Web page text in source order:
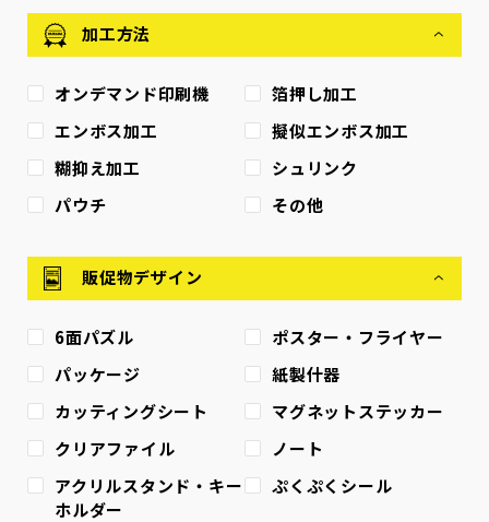
加工方法
オンデマンド印刷機
箔押し加工
エンボス加工
擬似エンボス加工
糊抑え加工
シュリンク
パウチ
その他
販促物デザイン
6面パズル
ポスター・フライヤー
パッケージ
紙製什器
カッティングシート
マグネットステッカー
クリアファイル
ノート
アクリルスタンド・キー
ホルダー
ぷくぷくシール